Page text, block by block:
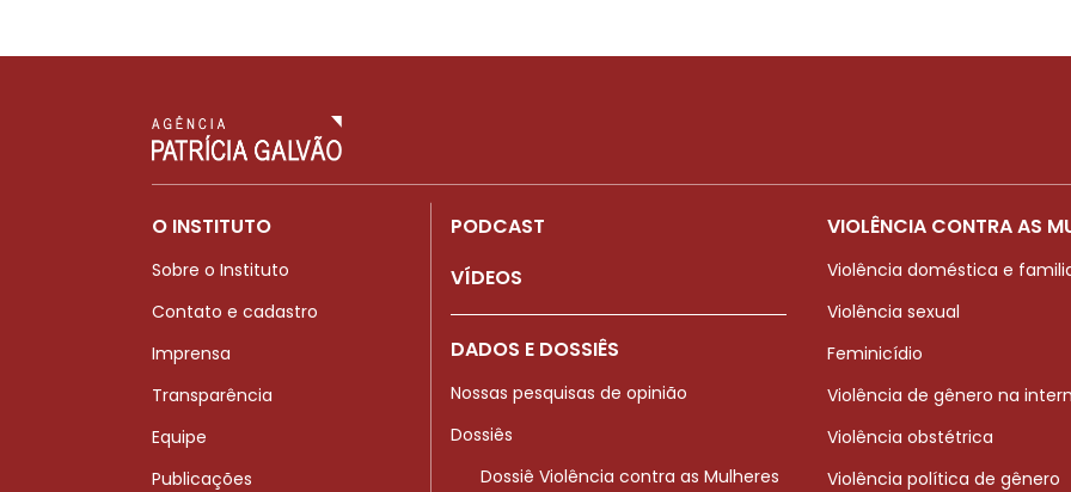
O INSTITUTO
Sobre o Instituto
Contato e cadastro
Imprensa
Transparência
Equipe
Publicações
PODCAST
VÍDEOS
DADOS E DOSSIÊS
Nossas pesquisas de opinião
Dossiês
Dossiê Violência contra as Mulheres
VIOLÊNCIA CONTRA AS
Violência doméstica e
Violência sexual
Feminicídio
Violência de gênero na
Violência obstétrica
Violência política de gênero